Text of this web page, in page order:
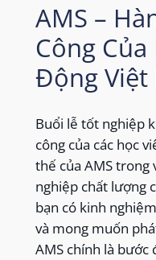
AMS –
Công
Động Việt
Buổi lễ tốt nghiệp
công của các học
thế của AMS trong
nghiệp chất lượng
bạn có kinh
và mong muốn
AMS chính là bước